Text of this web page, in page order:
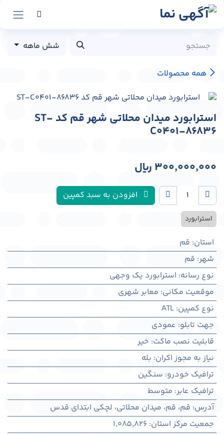
پرش به محتوا
همه محصولات
شش ماهه
استرابورد میدان محلاتی شهر قم کد ST-
C0401-86836
300,000,000 ﷼
افزودن به سبد کمپین
استرابورد
استان: قم
شهر: قم
نوع رسانه: استرابورد یک وجهی
موقعیت مکانی: معابر شهری
نوع کمپین:
ATL
جهت تابلو: عمودی
قابلیت نصب ماکت: خیر
نیاز به مجوز اکران: بله
ترافیک خودرو: سنگین
ترافیک عابر: متوسط
آدرس: قم، قم، میدان محلاتی، لچکی ابتدای قدس
جمعیت مرکز استان:
1,085,826